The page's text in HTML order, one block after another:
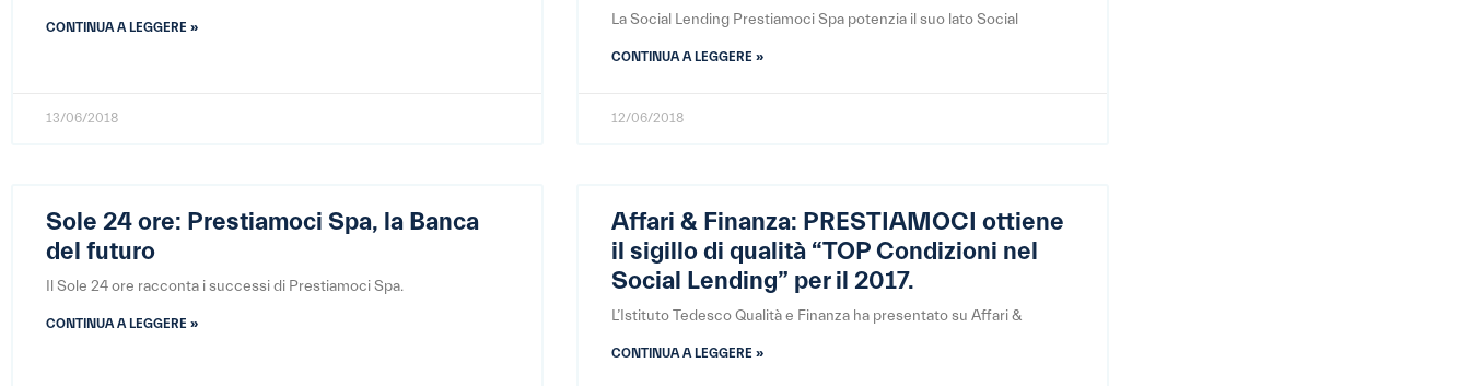
CONTINUA A LEGGERE »
13/06/2018
La Social Lending Prestiamoci Spa potenzia il suo lato Social
CONTINUA A LEGGERE »
12/06/2018
Sole 24 ore: Prestiamoci Spa, la Banca
del futuro
Il Sole 24 ore racconta i successi di Prestiamoci Spa.
CONTINUA A LEGGERE »
Affari & Finanza: PRESTIAMOCI ottiene
il sigillo di qualità “TOP Condizioni nel
Social Lending” per il 2017.
L’Istituto Tedesco Qualità e Finanza ha presentato su Affari &
CONTINUA A LEGGERE »